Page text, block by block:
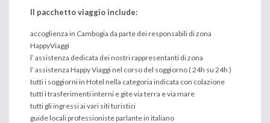
Il pacchetto viaggio include:
accoglienza in Cambogia da parte dei responsabili di zona
HappyViaggi
l’ assistenza dedicata dei nostri rappresentanti di zona
l’ assistenza Happy Viaggi nel corso del soggiorno ( 24h su 24h )
tutti i soggiorni in Hotel nella categoria indicata con colazione
tutti i trasferimenti interni e gite via terra e via mare
tutti gli ingressi ai vari siti turistici
guide locali professioniste parlante in italiano